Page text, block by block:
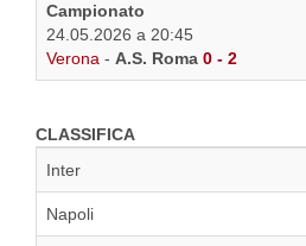
Campionato
24.05.2026 a 20:45
Verona - A.S. Roma 0 - 2
CLASSIFICA
Inter
Napoli